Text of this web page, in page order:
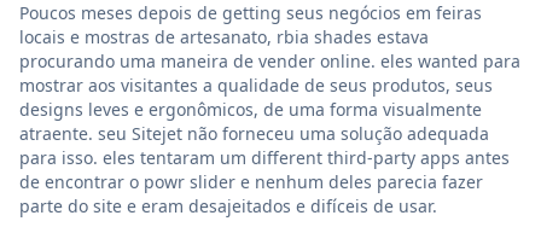
Poucos meses depois de getting seus negócios em feiras
locais e mostras de artesanato, rbia shades estava
procurando uma maneira de vender online. eles wanted para
mostrar aos visitantes a qualidade de seus produtos, seus
designs leves e ergonômicos, de uma forma visualmente
atraente. seu Sitejet não forneceu uma solução adequada
para isso. eles tentaram um different third-party apps antes
de encontrar o powr slider e nenhum deles parecia fazer
parte do site e eram desajeitados e difíceis de usar.